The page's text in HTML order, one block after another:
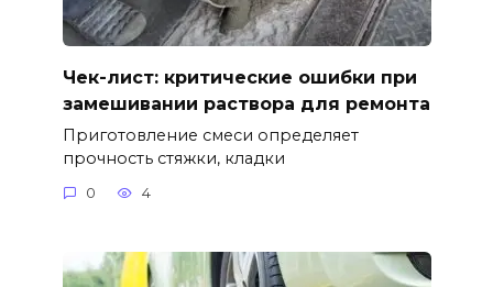
Чек-лист: критические ошибки при
замешивании раствора для ремонта
Приготовление смеси определяет
прочность стяжки, кладки
0 4